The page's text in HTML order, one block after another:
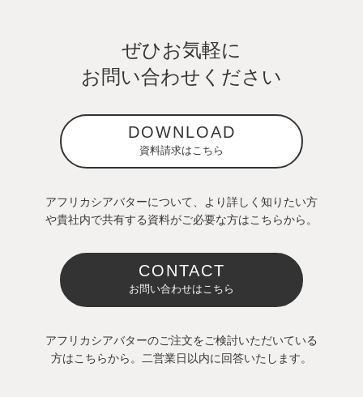
ぜひお気軽に
お問い合わせください
DOWNLOAD
資料請求はこちら
アフリカシアバターについて、より詳しく知りたい方
や貴社内で共有する資料がご必要な方はこちらから。
CONTACT
お問い合わせはこちら
アフリカシアバターのご注文をご検討いただいている
方はこちらから。二営業日以内に回答いたします。